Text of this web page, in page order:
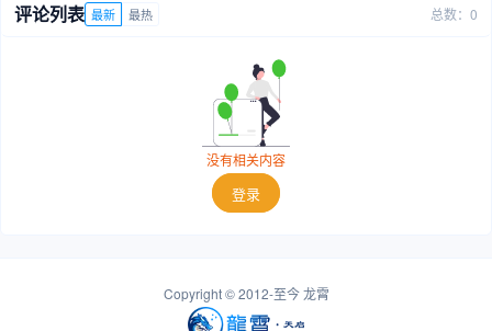
评论列表 最新 最热 总数：0
没有相关内容
登录
Copyright © 2012-至今龙霄